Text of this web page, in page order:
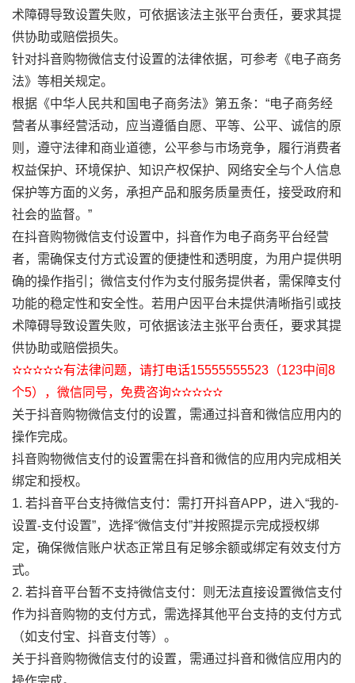
术障碍导致设置失败，可依据该法主张平台责任，要求其提
供协助或赔偿损失。
针对抖音购物微信支付设置的法律依据，可参考《电子商务
法》等相关规定。
根据《中华人民共和国电子商务法》第五条：“电子商务经
营者从事经营活动，应当遵循自愿、平等、公平、诚信的原
则，遵守法律和商业道德，公平参与市场竞争，履行消费者
权益保护、环境保护、知识产权保护、网络安全与个人信息
保护等方面的义务，承担产品和服务质量责任，接受政府和
社会的监督。”
在抖音购物微信支付设置中，抖音作为电子商务平台经营
者，需确保支付方式设置的便捷性和透明度，为用户提供明
确的操作指引；微信支付作为支付服务提供者，需保障支付
功能的稳定性和安全性。若用户因平台未提供清晰指引或技
术障碍导致设置失败，可依据该法主张平台责任，要求其提
供协助或赔偿损失。
✫✫✫✫✫有法律问题，请打电话15555555523（123中间8
个5），微信同号，免费咨询✫✫✫✫✫
关于抖音购物微信支付的设置，需通过抖音和微信应用内的
操作完成。
抖音购物微信支付的设置需在抖音和微信的应用内完成相关
绑定和授权。
1. 若抖音平台支持微信支付：需打开抖音APP，进入“我的-
设置-支付设置”，选择“微信支付”并按照提示完成授权绑
定，确保微信账户状态正常且有足够余额或绑定有效支付方
式。
2. 若抖音平台暂不支持微信支付：则无法直接设置微信支付
作为抖音购物的支付方式，需选择其他平台支持的支付方式
（如支付宝、抖音支付等）。
关于抖音购物微信支付的设置，需通过抖音和微信应用内的